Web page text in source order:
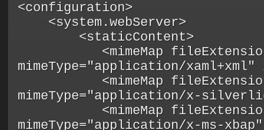
<configuration>
<system.webServer>
<staticContent>
<mimeMap
mimeType="application/xaml+xml"
<mimeMap
mimeType="application/x-
<mimeMap
mimeType="application/x-ms-